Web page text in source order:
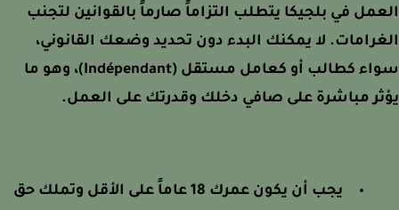
في بلجيكا يتطلب التزاماً صارماً بالقوانين لتجنب
لا يمكنك البدء دون تحديد وضعك القانوني،
سواء كطالب أو كعامل مستقل (Indépendant)، وهو ما
مباشرة على صافي دخلك وقدرتك على العمل.
يجب أن يكون عمرك 18 عاماً على الأقل وتملك حق